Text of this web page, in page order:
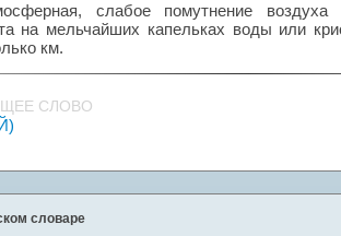
слабое помутнение воздуха
на мельчайших капельках воды или
км.
СЛОВО
словаре